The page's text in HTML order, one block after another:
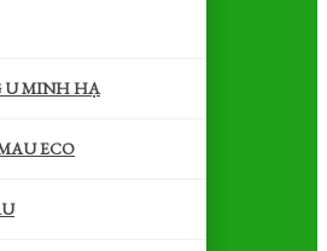
U MINH HẠ
ECO